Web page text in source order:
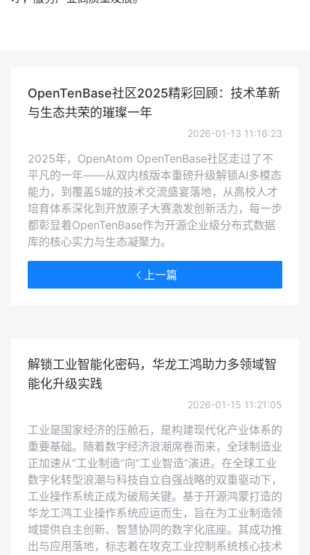
OpenTenBase社区2025精彩回顾：技术革新
与生态共荣的璀璨一年
2026-01-13 11:16:23
2025年，OpenAtom OpenTenBase社区走过了不
平凡的一年——从双内核版本重磅升级解锁AI多模态
能力，到覆盖5城的技术交流盛宴落地，从高校人才
培育体系深化到开放原子大赛激发创新活力，每一步
都彰显着OpenTenBase作为开源企业级分布式数据
库的核心实力与生态凝聚力。
上一篇
解锁工业智能化密码，华龙工鸿助力多领域智
能化升级实践
2026-01-15 11:21:05
工业是国家经济的压舱石，是构建现代化产业体系的
重要基础。随着数字经济浪潮席卷而来，全球制造业
正加速从“工业制造”向“工业智造”演进。在全球工业
数字化转型浪潮与科技自立自强战略的双重驱动下，
工业操作系统正成为破局关键。基于开源鸿蒙打造的
华龙工鸿工业操作系统应运而生，旨在为工业制造领
域提供自主创新、智慧协同的数字化底座。其成功推
出与应用落地，标志着在攻克工业控制系统核心技术